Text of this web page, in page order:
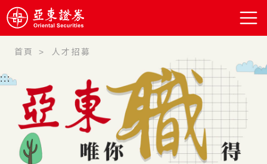
:::
首頁 人才招募